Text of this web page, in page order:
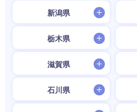
新潟県
栃木県
滋賀県
石川県